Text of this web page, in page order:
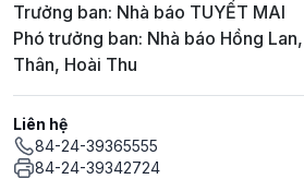
Trưởng ban: Nhà báo TUYẾT MAI
Phó trưởng ban: Nhà báo Hồng
Thân, Hoài Thu
Liên hệ
84-24-39365555
84-24-39342724